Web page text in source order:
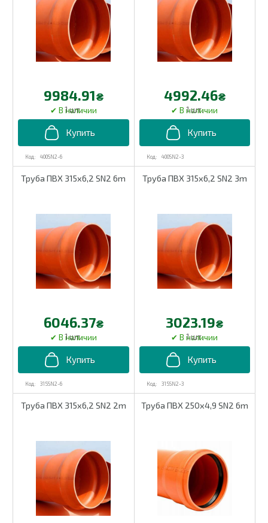
400SN2-6
9984.91₴
1 шт.
400SN2-3
4992.46₴
1 шт.
Труба ПВХ 315х6,2 SN2 6m
315SN2-6
6046.37₴
1 шт.
Труба ПВХ 315х6,2 SN2 3m
315SN2-3
3023.19₴
1 шт.
Труба ПВХ 315х6,2 SN2 2m Труба ПВХ 250х4,9 SN2 6m